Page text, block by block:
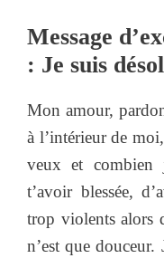
Message
: Je suis
Mon amour,
à l’intérieur de
veux et combien
t’avoir blessée,
trop violents alors
n’est que douceur.